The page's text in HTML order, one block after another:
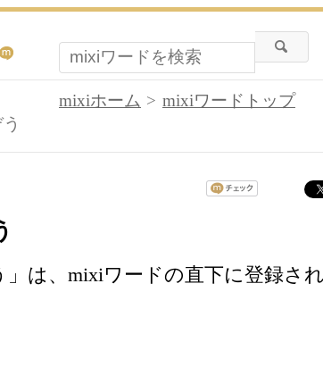
mixiホーム
mixiワードトップ
」は、mixiワードの直下に登録さ